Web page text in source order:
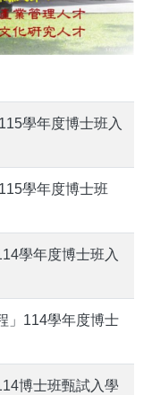
學年度博士班入
學年度博士班
學年度博士班入
」114學年度博士
博士班甄試入學